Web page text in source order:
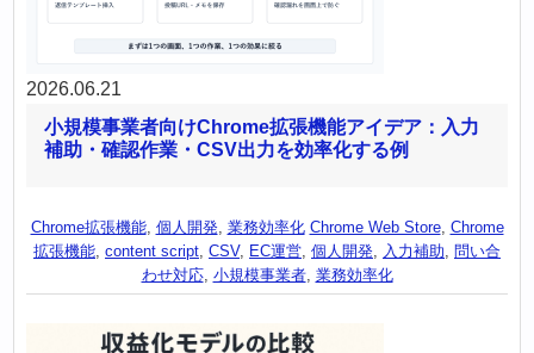
2026.06.21
小規模事業者向けChrome拡張機能アイデア：入力
補助・確認作業・CSV出力を効率化する例
Chrome拡張機能, 個人開発, 業務効率化 Chrome Web Store, Chrome
拡張機能 content script CSV, EC運営 個人開発 入力補助
問い合
わせ対応, 小規模事業者, 業務効率化